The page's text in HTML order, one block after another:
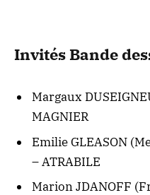
Invités Bande
Margaux
MAGNIER
Emilie GLEASON
– ATRABILE
Marion JDANOFF